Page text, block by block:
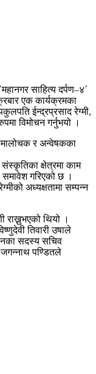
साहित्य दर्पण–४´
एक कार्यक्रमका
ईन्द्रप्रसाद रेग्मी,
विमोचन गर्नुभयो ।
र अन्वेषकका
क्षेत्रमा काम
समावेश गरिएको छ ।
अध्यक्षतामा सम्पन्न
थियो ।
तिवारी उषाले
सदस्य सचिव
जगन्नाथ पण्डितले